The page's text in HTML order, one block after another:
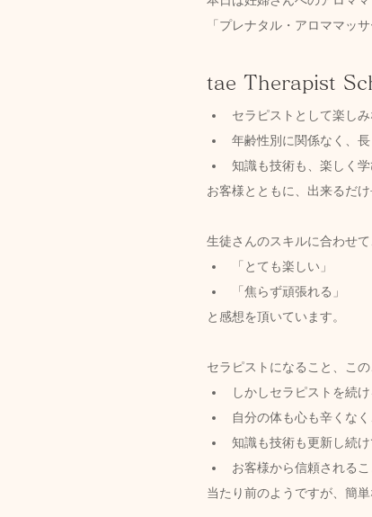
「プレナタル・アロママッ
tae Therapist
セラピストとして楽しみ
年齢性別に関係なく、
知識も技術も、楽しく学
お客様とともに、出来るだ
生徒さんのスキルに合わせ
「とても楽しい」
「焦らず頑張れる」
と感想を頂いています。
セラピストになること、こ
しかしセラピストを続け
自分の体も心も辛くな
知識も技術も更新し続け
お客様から信頼されるこ
当たり前のようですが、簡